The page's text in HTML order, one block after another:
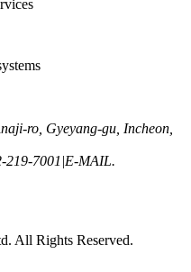
ro, Gyeyang-gu, Incheon,
219-7001 |E-MAIL.
All Rights Reserved.